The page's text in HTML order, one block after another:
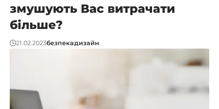
змушують Вас витрачати
більше?
21.02.2023безпекадизайн